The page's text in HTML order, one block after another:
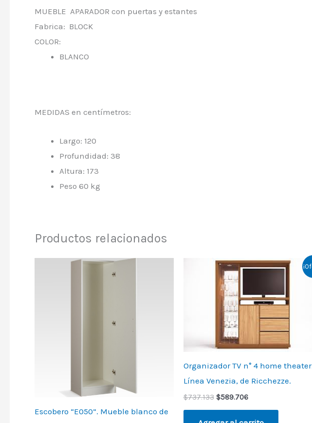
MUEBLE APARADOR con puertas y estantes
Fabrica: BLOCK
COLOR:
BLANCO
MEDIDAS en centímetros:
Largo: 120
Profundidad: 38
Altura: 173
Peso 60 kg
Productos relacionados
Escobero “E050”. Mueble blanco de
Organizador TV n° 4 home
Línea Venezia, de Ricchezze.
$737.133
Original
price
was:
$737.133.
$589.706
Current
price